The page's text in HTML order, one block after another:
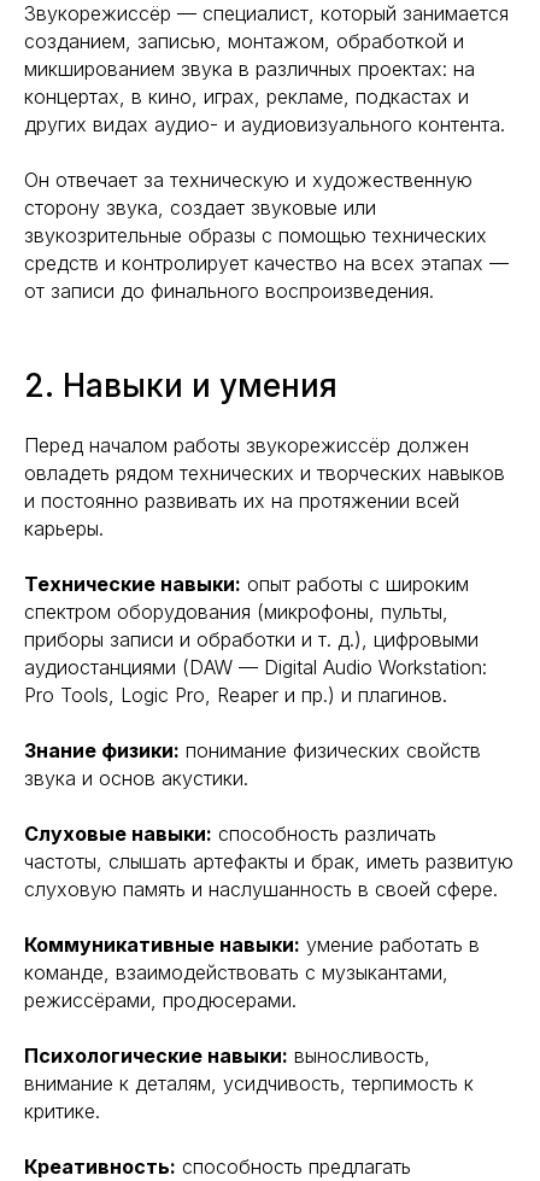
Звукорежиссёр — специалист, который занимается
созданием, записью, монтажом, обработкой и
микшированием звука в различных проектах: на
концертах, в кино, играх, рекламе, подкастах и
других видах аудио- и аудиовизуального контента.
Он отвечает за техническую и художественную
сторону звука, создает звуковые или
звукозрительные образы с помощью технических
средств и контролирует качество на всех этапах —
от записи до финального воспроизведения.
2. Навыки и умения
Перед началом работы звукорежиссёр должен
овладеть рядом технических и творческих навыков
и постоянно развивать их на протяжении всей
карьеры.
Технические навыки: опыт работы с широким
спектром оборудования (микрофоны, пульты,
приборы записи и обработки и т. д.), цифровыми
аудиостанциями (DAW — Digital Audio Workstation:
Pro Tools, Logic Pro, Reaper и пр.) и плагинов.
Знание физики: понимание физических свойств
звука и основ акустики.
Слуховые навыки: способность различать
частоты, слышать артефакты и брак, иметь развитую
слуховую память и наслушанность в своей сфере.
Коммуникативные навыки: умение работать в
команде, взаимодействовать с музыкантами,
режиссёрами, продюсерами.
Психологические навыки: выносливость,
внимание к деталям, усидчивость, терпимость к
критике.
Креативность: способность предлагать